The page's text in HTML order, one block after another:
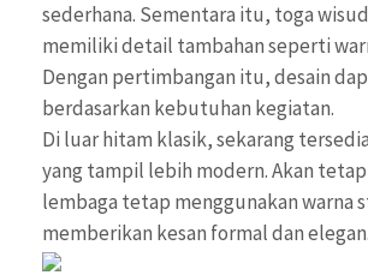
sederhana. Sementara itu, toga
memiliki detail tambahan seperti
Dengan pertimbangan itu, desain
berdasarkan kebutuhan kegiatan.
Di luar hitam klasik, sekarang
yang tampil lebih modern. Akan
lembaga tetap menggunakan warna
memberikan kesan formal dan elegan.